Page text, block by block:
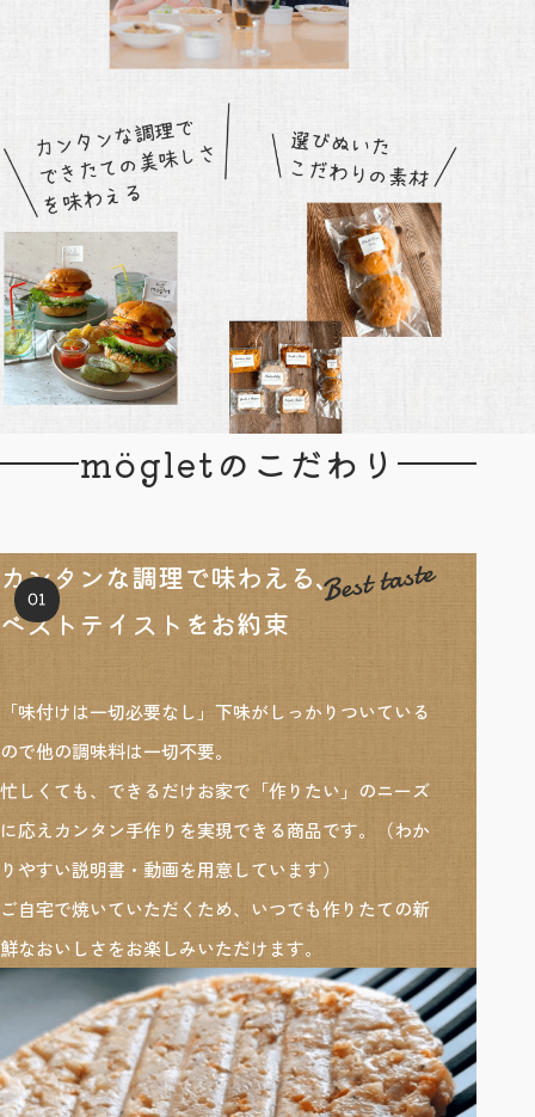
mögletのこだわり
カンタンな調理で味わえる、
ベストテイストをお約束
「味付けは一切必要なし」下味がしっかりついている
ので他の調味料は一切不要。
忙しくても、できるだけお家で「作りたい」のニーズ
に応えカンタン手作りを実現できる商品です。（わか
りやすい説明書・動画を用意しています）
ご自宅で焼いていただくため、いつでも作りたての新
鮮なおいしさをお楽しみいただけます。